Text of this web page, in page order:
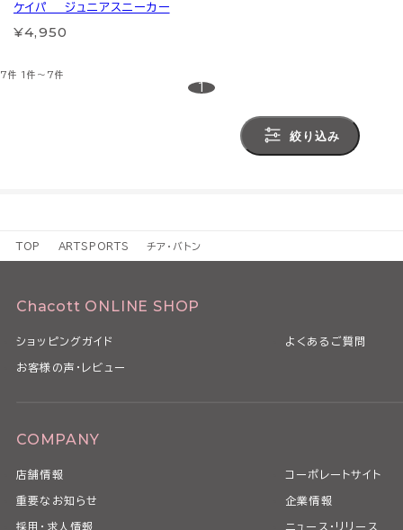
ケイパ ジュニアスニーカー
¥4,950
7件 1件～7件
1
絞り込み
TOP ARTSPORTS チア・バトン
Chacott ONLINE SHOP
ショッピングガイド よくあるご質問
お客様の声・レビュー
COMPANY
店舗情報 コーポレートサイト
重要なお知らせ 企業情報
採用・求人情報 ニュース・リリース